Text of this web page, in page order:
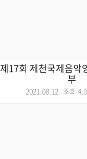
제17회 제천국제음악
부
2021.08.12 조회